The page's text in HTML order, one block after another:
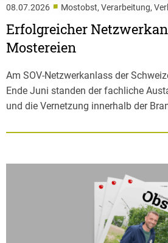
08.07.2026 ■ Mostobst, Verarbeitung,
Erfolgreicher
Mostereien
Am SOV-Netzwerkanlass der
Ende Juni standen der fachliche
und die Vernetzung innerhalb der